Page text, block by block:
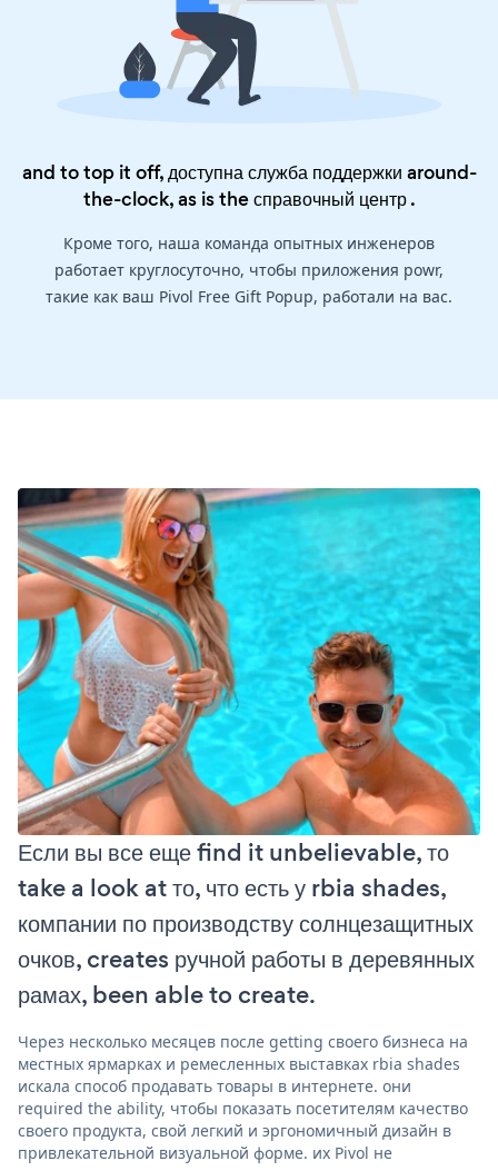
and to top it off, доступна служба поддержки around-
the-clock, as is theсправочный центр.
Кроме того, наша команда опытных инженеров
работает круглосуточно, чтобы приложения powr,
такие как ваш Pivol Free Gift Popup, работали на вас.
Если вы все еще find it unbelievable, то
take a look at то, что есть у rbia shades,
компании по производству солнцезащитных
очков, creates ручной работы в деревянных
рамах, been able to create.
Через несколько месяцев после getting своего бизнеса на
местных ярмарках и ремесленных выставках rbia shades
искала способ продавать товары в интернете. они
required the ability, чтобы показать посетителям качество
своего продукта, свой легкий и эргономичный дизайн в
привлекательной визуальной форме. их Pivol не